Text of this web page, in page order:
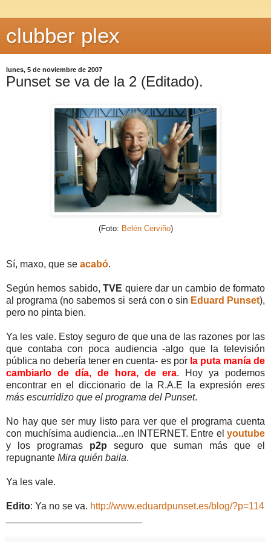
clubber plex
lunes, 5 de noviembre de 2007
Punset se va de la 2 (Editado).
(Foto: Belén Cerviño)
Sí, maxo, que se acabó.
Según hemos sabido,TVE quiere dar un cambio de formato
al programa (no sabemos si será con o sin Eduard Punset),
pero no pinta bien.
Ya les vale. Estoy seguro de que una de las razones por las
que contaba con poca audiencia -algo que la televisión
pública no debería tener en cuenta- es por la puta manía de
cambiarlo de día, de hora, de era. Hoy ya podemos
encontrar en el diccionario de la R.A.E la expresión eres
más escurridizo que el programa del Punset.
No hay que ser muy listo para ver que el programa cuenta
con muchísima audiencia...en INTERNET. Entre el youtube
y los programas p2p seguro que suman más que el
repugnante Mira quién baila.
Ya les vale.
Edito: Ya no se va. http://www.eduardpunset.es/blog/?p=114